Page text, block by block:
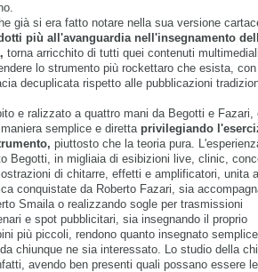
già si era fatto notare nella sua versione
più all'avanguardia nell'insegnamento
torna arricchito di tutti quei contenuti
lo strumento più rockettaro che esista, con
decuplicata rispetto alle pubblicazioni
e ralizzato a quattro mani da Begotti e Fazari,
semplice e diretta privilegiando
piuttosto che la teoria pura.
Begotti, in migliaia di esibizioni live, clinic,
di chitarre, effetti e amplificatori, unita
conquistate da Roberto Fazari, sia
Smaila o realizzando sogle per trasmissioni
e spot pubblicitari, sia insegnando il proprio
più piccoli, rendono quanto insegnato
chiunque ne sia interessato. Lo studio della
avendo ben presenti quali possano essere le